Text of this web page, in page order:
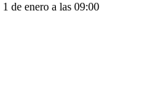
de enero a las 09:00